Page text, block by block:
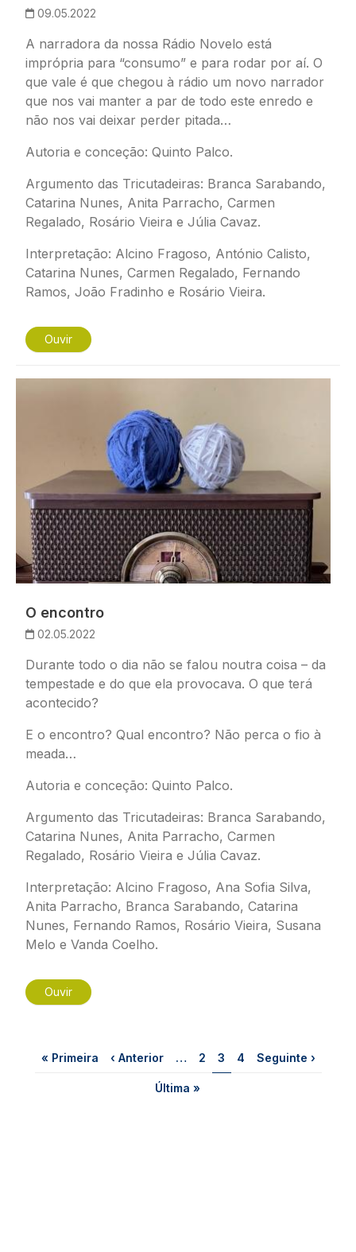
09.05.2022
A narradora da nossa Rádio Novelo está
imprópria para “consumo” e para rodar por aí. O
que vale é que chegou à rádio um novo narrador
que nos vai manter a par de todo este enredo e
não nos vai deixar perder pitada…
Autoria e conceção: Quinto Palco.
Argumento das Tricutadeiras: Branca Sarabando,
Catarina Nunes, Anita Parracho, Carmen
Regalado, Rosário Vieira e Júlia Cavaz.
Interpretação: Alcino Fragoso, António Calisto,
Catarina Nunes, Carmen Regalado, Fernando
Ramos, João Fradinho e Rosário Vieira.
Ouvir
O encontro
02.05.2022
Durante todo o dia não se falou noutra coisa – da
tempestade e do que ela provocava. O que terá
acontecido?
E o encontro? Qual encontro? Não perca o fio à
meada…
Autoria e conceção: Quinto Palco.
Argumento das Tricutadeiras: Branca Sarabando,
Catarina Nunes, Anita Parracho, Carmen
Regalado, Rosário Vieira e Júlia Cavaz.
Interpretação: Alcino Fragoso, Ana Sofia Silva,
Anita Parracho, Branca Sarabando, Catarina
Nunes, Fernando Ramos, Rosário Vieira, Susana
Melo e Vanda Coelho.
Ouvir
Primeira página
« Primeira Página anterior
‹ Anterior … Página
2 Página
3 Página
4 Próxima página
Seguinte ›
Última página
Última »